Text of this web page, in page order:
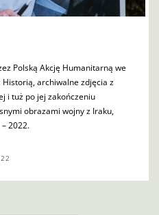
Polską Akcję Humanitarną we
Historią, archiwalne zdjęcia z
i tuż po jej zakończeniu
obrazami wojny z Iraku,
2022.